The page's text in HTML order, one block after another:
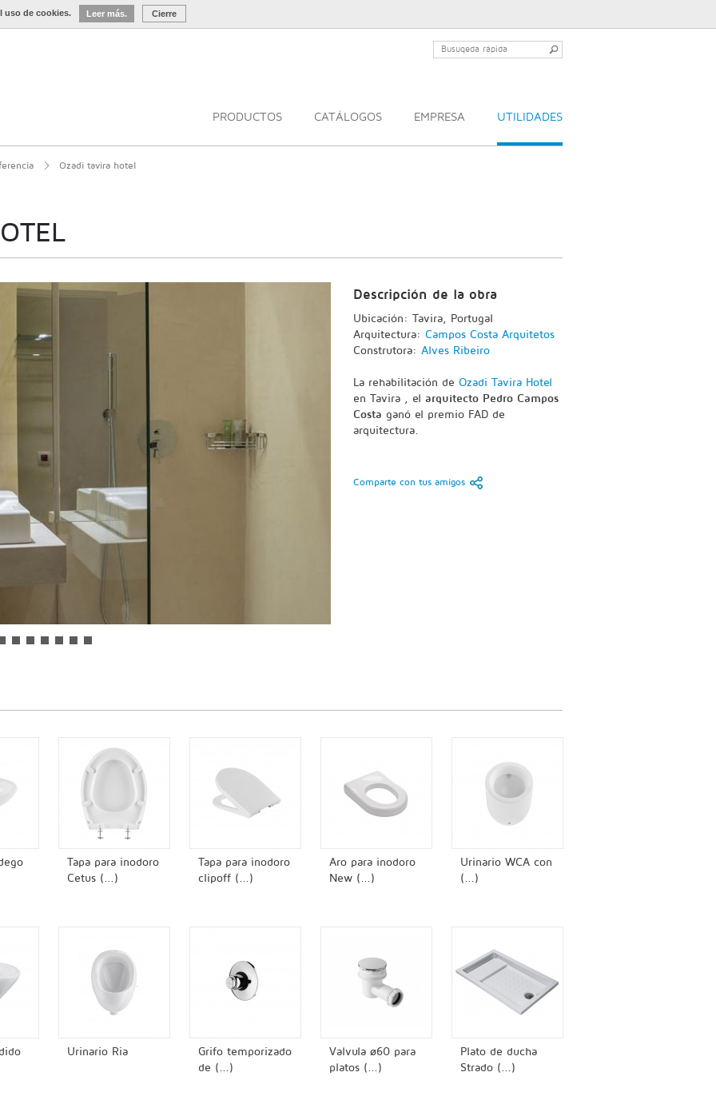
uso de cookies. Leer más. Cierre
PRODUCTOS CATÁLOGOS EMPRESA UTILIDADES
Ozadi tavira hotel
Descripción de la obra
Ubicación: Tavira, Portugal
Arquitectura: Campos Costa Arquitetos
Construtora: Alves Ribeiro
La rehabilitación de Ozadi Tavira Hotel
en Tavira , el arquitecto Pedro Campos
Costa ganó el premio FAD de
arquitectura.
Comparte con tus amigos
Tapa para inodoro
Cetus (...)
Tapa para inodoro
clipoff (...)
Aro para inodoro
New (...)
Urinario WCA con
(...)
Urinario Ria
Grifo temporizado
de (...)
Valvula ø60 para
platos (...)
Plato de ducha
Strado (...)